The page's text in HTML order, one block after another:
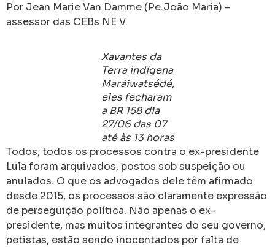
Por Jean Marie Van Damme (Pe.João Maria) –
assessor das CEBs NE V.
Xavantes da
Terra indígena
Marãiwatsédé,
eles fecharam
a BR 158 dia
27/06 das 07
até às 13 horas
Todos, todos os processos contra o ex-presidente
Lula foram arquivados, postos sob suspeição ou
anulados. O que os advogados dele têm afirmado
desde 2015, os processos são claramente expressão
de perseguição política. Não apenas o ex-
presidente, mas muitos integrantes do seu governo,
petistas, estão sendo inocentados por falta de